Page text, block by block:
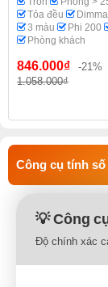
Tỏa đều
3 màu
Phi 200
Phòng khách
846.000₫
-21%
1.058.000₫
Công cụ tính số
💡 Công
Độ chính xác